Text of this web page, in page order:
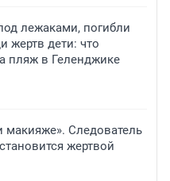
лежаками, погибли
жертв дети: что
пляж в Геленджике
макияже». Следователь
жертвой